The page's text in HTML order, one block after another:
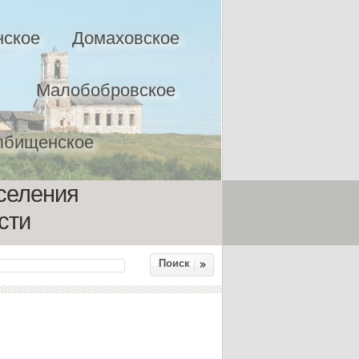
Домаховское
Малобобровское
Поиск